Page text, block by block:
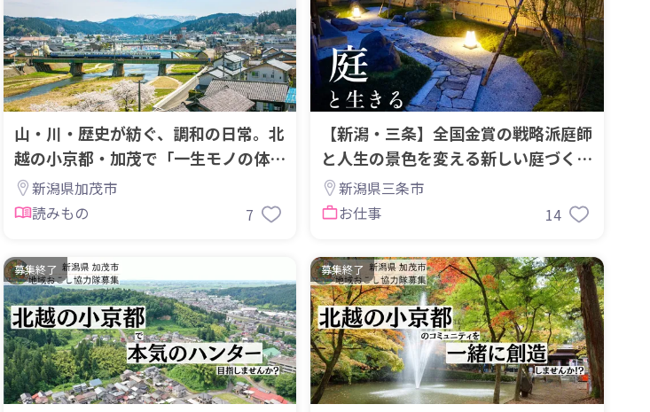
山・川・歴史が紡ぐ、調和の日常。北
越の小京都・加茂で「一生モノの体
験」を。
新潟県加茂市
読みもの
7
【新潟・三条】全国金賞の戦略派庭師
と人生の景色を変える新しい庭づく
り・空間ビジネスに挑戦！
新潟県三条市
お仕事
14
募集終了 募集終了